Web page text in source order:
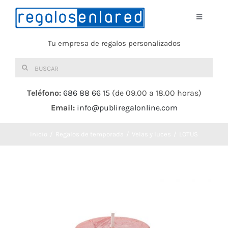
Saltar
Toggle
Tu empresa de regalos personalizados
Buscar:
Teléfono: 686 88 66 15 (de 09.00 a 18.00 horas)
Email: info@publiregalonline.com